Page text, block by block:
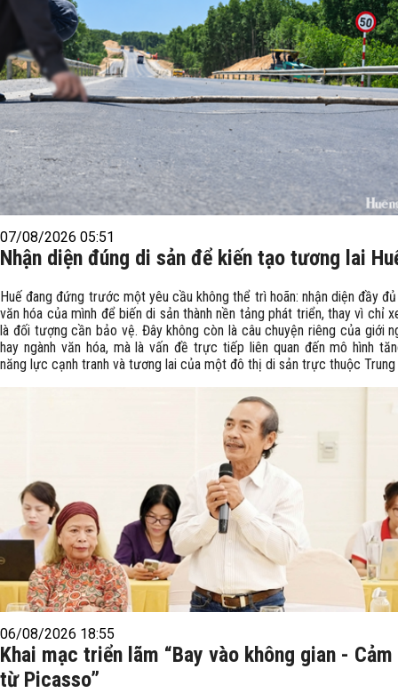
07/08/2026 05:51
Nhận diện đúng di sản để kiến tạo tương lai
Huế đang đứng trước một yêu cầu không thể trì hoãn: nhận diện đầy
văn hóa của mình để biến di sản thành nền tảng phát triển, thay vì chỉ
là đối tượng cần bảo vệ. Đây không còn là câu chuyện riêng của giới
hay ngành văn hóa, mà là vấn đề trực tiếp liên quan đến mô hình
năng lực cạnh tranh và tương lai của một đô thị di sản trực thuộc
06/08/2026 18:55
Khai mạc triển lãm “Bay vào không gian -
từ Picasso”